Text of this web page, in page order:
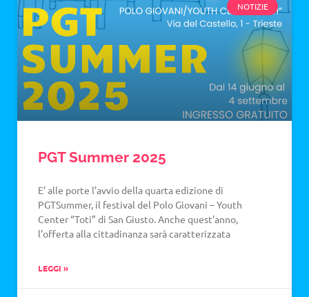
NOTIZIE
PGT Summer 2025
E’ alle porte l’avvio della quarta edizione di
PGTSummer, il festival del Polo Giovani – Youth
Center “Toti” di San Giusto. Anche quest’anno,
l’offerta alla cittadinanza sarà caratterizzata
LEGGI »